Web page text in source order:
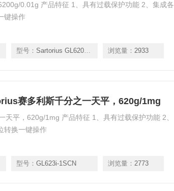
0.01g 产品特征 1、具有过载保护功能 2、集成各
键操作
型号： Sartorius GL6202i-1SCN 浏览量： 2933
赛多利斯千分之一天平，620g/1mg
天平，620g/1mg 产品特征 1、具有过载保护功能 2、
转换一键操作
型号： GL623i-1SCN 浏览量： 2773